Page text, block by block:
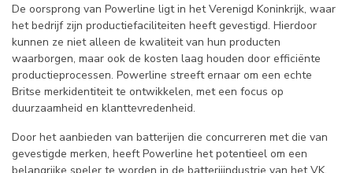
De oorsprong van Powerline ligt in het Verenigd Koninkrijk, waar
het bedrijf zijn productiefaciliteiten heeft gevestigd. Hierdoor
kunnen ze niet alleen de kwaliteit van hun producten
waarborgen, maar ook de kosten laag houden door efficiënte
productieprocessen. Powerline streeft ernaar om een echte
Britse merkidentiteit te ontwikkelen, met een focus op
duurzaamheid en klanttevredenheid.
Door het aanbieden van batterijen die concurreren met die van
gevestigde merken, heeft Powerline het potentieel om een